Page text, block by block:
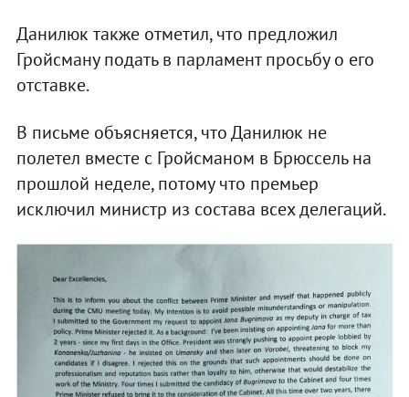
Данилюк также отметил, что предложил
Гройсману подать в парламент просьбу о его
отставке.
В письме объясняется, что Данилюк не
полетел вместе с Гройсманом в Брюссель на
прошлой неделе, потому что премьер
исключил министр из состава всех делегаций.